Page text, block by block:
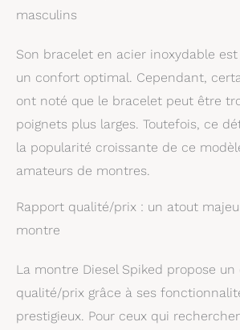
masculins
Son bracelet en acier inoxydable
un confort optimal. Cependant,
ont noté que le bracelet peut être
poignets plus larges. Toutefois, ce
la popularité croissante de ce
amateurs de montres.
Rapport qualité/prix : un atout
montre
La montre Diesel Spiked propose
qualité/prix grâce à ses
prestigieux. Pour ceux qui